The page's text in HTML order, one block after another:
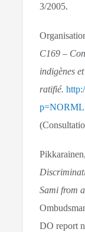
3/2005.
C169 –
indigènes
ratifié.
Sami from
DO report